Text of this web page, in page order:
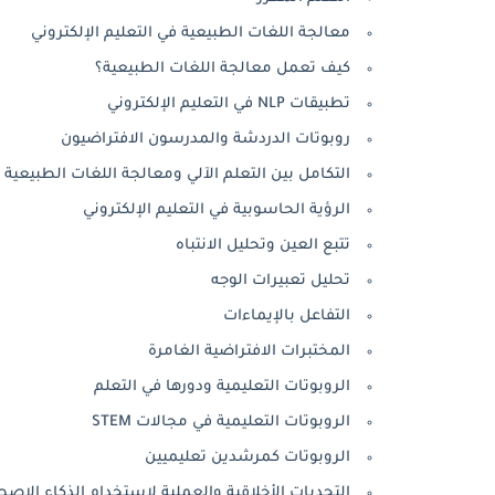
معالجة اللغات الطبيعية في التعليم الإلكتروني
كيف تعمل معالجة اللغات الطبيعية؟
تطبيقات NLP في التعليم الإلكتروني
روبوتات الدردشة والمدرسون الافتراضيون
التكامل بين التعلم الآلي ومعالجة اللغات الطبيعية
الرؤية الحاسوبية في التعليم الإلكتروني
تتبع العين وتحليل الانتباه
تحليل تعبيرات الوجه
التفاعل بالإيماءات
المختبرات الافتراضية الغامرة
الروبوتات التعليمية ودورها في التعلم
الروبوتات التعليمية في مجالات STEM
الروبوتات كمرشدين تعليميين